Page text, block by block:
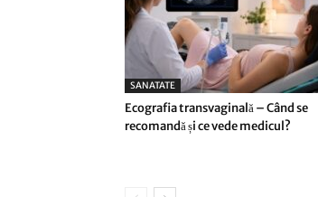
SANATATE
Ecografia transvaginală – Când se
recomandă și ce vede medicul?